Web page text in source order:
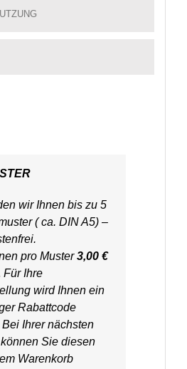
wir Ihnen bis zu 5
( ca. DIN A5) –
pro Muster3,00 €
Für Ihre
wird Ihnen ein
Rabattcode
Ihrer nächsten
Sie diesen
Warenkorb